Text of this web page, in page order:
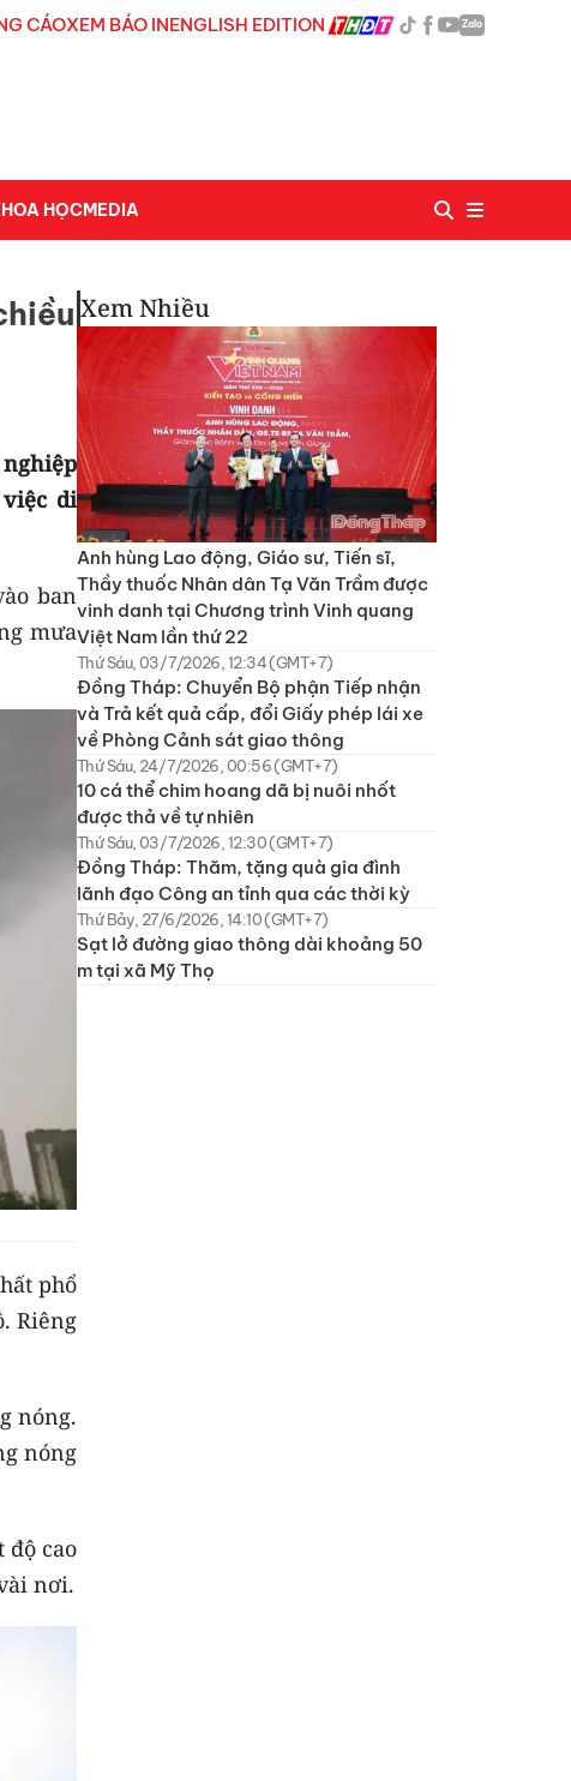
CÁOXEM BÁO INENGLISH EDITION Zalo
HỌCMEDIA
di
ban
mưa
phổ
Riêng
nóng.
nóng
cao
nơi.
Xem Nhiều
Anh hùng Lao động, Giáo sư, Tiến sĩ,
Thầy thuốc Nhân dân Tạ Văn Trầm được
vinh danh tại Chương trình Vinh quang
Việt Nam lần thứ 22
Thứ Sáu, 03/7/2026, 12:34 (GMT+7)
Đồng Tháp: Chuyển Bộ phận Tiếp nhận
và Trả kết quả cấp, đổi Giấy phép lái xe
về Phòng Cảnh sát giao thông
Thứ Sáu, 24/7/2026, 00:56 (GMT+7)
10 cá thể chim hoang dã bị nuôi nhốt
được thả về tự nhiên
Thứ Sáu, 03/7/2026, 12:30 (GMT+7)
Đồng Tháp: Thăm, tặng quà gia đình
lãnh đạo Công an tỉnh qua các thời kỳ
Thứ Bảy, 27/6/2026, 14:10 (GMT+7)
Sạt lở đường giao thông dài khoảng 50
m tại xã Mỹ Thọ